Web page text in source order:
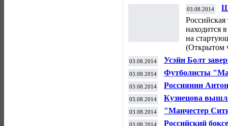
03.08.2014
находится
на
(Открытом
03.08.2014 Усэйн Болт
03.08.2014
Футболисты
сыграют в
03.08.2014
Россиянин
чемпиона мира
03.08.2014
Кузнецова
Вашингтоне,
03.08.2014
"Манчестер
пенальти в
03.08.2014
Российский